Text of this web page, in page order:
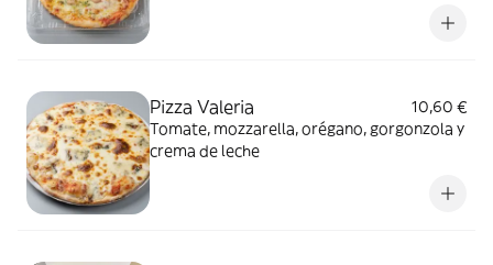
Pizza Valeria
10,60 €
Tomate, mozzarella, orégano, gorgonzola y
crema de leche